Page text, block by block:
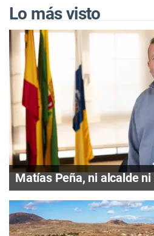
Lo más visto
Matías Peña, ni alcalde ni